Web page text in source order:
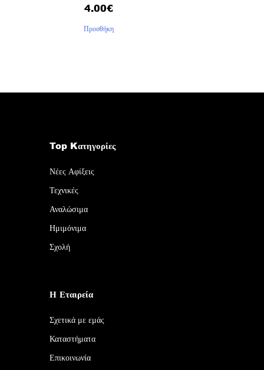
4.00€
Προσθήκη
Top Kατηγορίες
Νέες Αφίξεις
Τεχνικές
Αναλώσιμα
Ημιμόνιμα
Σχολή
Η Εταιρεία
Σχετικά με εμάς
Καταστήματα
Επικοινωνία